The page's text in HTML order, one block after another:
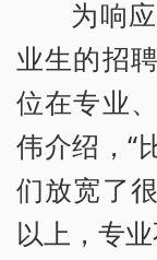
为响
业生的招
位在专业
伟介绍，“
们放宽了
以上，专